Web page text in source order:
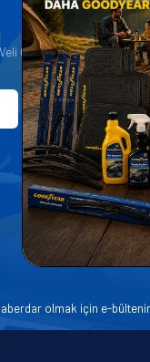
Cd. D:No:19,
olmak için e-